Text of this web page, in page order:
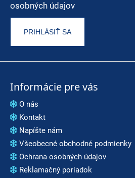
osobných údajov
PRIHLÁSIŤ SA
Informácie pre vás
O nás
Kontakt
Napíšte nám
Všeobecné obchodné podmienky
Ochrana osobných údajov
Reklamačný poriadok